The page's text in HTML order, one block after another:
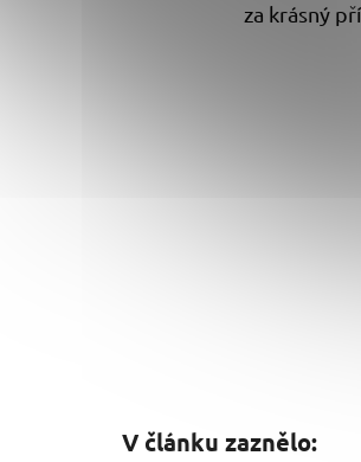
za krásný
V článku zaznělo: